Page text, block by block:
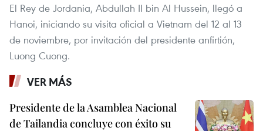
El Rey de Jordania, Abdullah II bin Al Hussein, llegó a
Hanoi, iniciando su visita oficial a Vietnam del 12 al 13
de noviembre, por invitación del presidente anfirtión,
Luong Cuong.
VER MÁS
Presidente de la Asamblea Nacional
de Tailandia concluye con éxito su